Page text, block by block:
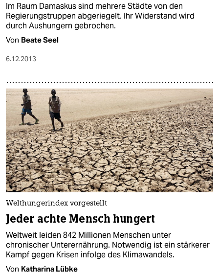
Im Raum Damaskus sind mehrere Städte von den
Regierungstruppen abgeriegelt. Ihr Widerstand wird
durch Aushungern gebrochen.
Von Beate Seel
6.12.2013
Welthungerindex vorgestellt
Jeder achte Mensch hungert
Weltweit leiden 842 Millionen Menschen unter
chronischer Unterernährung. Notwendig ist ein stärkerer
Kampf gegen Krisen infolge des Klimawandels.
Von Katharina Lübke